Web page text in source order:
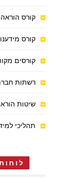
קורס
קורס
קורסים
רשתות
שיטות
תהליכי